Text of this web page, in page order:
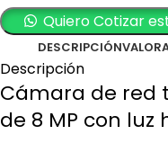
Quiero Cotizar
DESCRIPCIÓN
Descripción
Cámara de red
de 8 MP con